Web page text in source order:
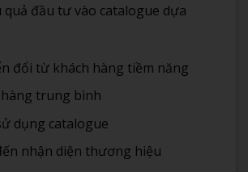
đầu tư vào catalogue dựa
đổi từ khách hàng tiềm năng
trung bình
dụng catalogue
nhận diện thương hiệu